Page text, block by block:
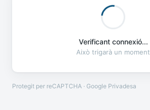
Verificant connexió...
Això trigarà un moment
Protegit per reCAPTCHA · Google Privadesa